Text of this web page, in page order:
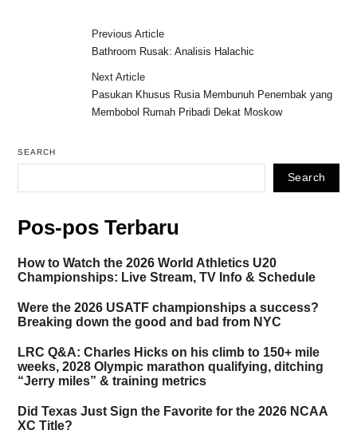
Previous Article
Bathroom Rusak: Analisis Halachic
Next Article
Pasukan Khusus Rusia Membunuh Penembak yang
Membobol Rumah Pribadi Dekat Moskow
SEARCH
Search
Pos-pos Terbaru
How to Watch the 2026 World Athletics U20
Championships: Live Stream, TV Info & Schedule
Were the 2026 USATF championships a success?
Breaking down the good and bad from NYC
LRC Q&A: Charles Hicks on his climb to 150+ mile
weeks, 2028 Olympic marathon qualifying, ditching
“Jerry miles” & training metrics
Did Texas Just Sign the Favorite for the 2026 NCAA
XC Title?